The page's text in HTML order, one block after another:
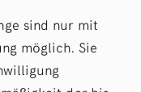
sind nur mit
möglich. Sie